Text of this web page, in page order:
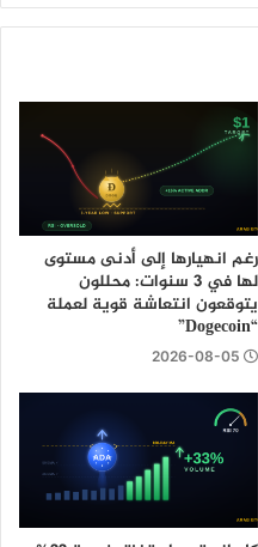
رغم انهيارها إلى أدنى مستوى
لها في 3 سنوات: محللون
يتوقعون انتعاشة قوية لعملة
“Dogecoin”
2026-08-05